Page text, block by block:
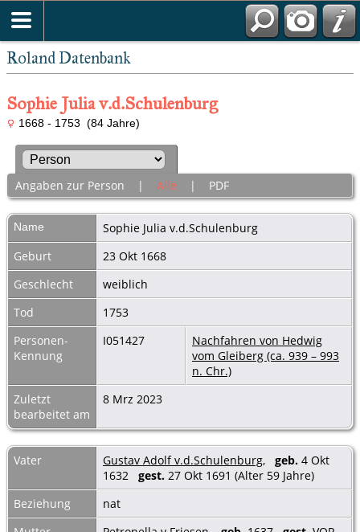
Roland Datenbank
Sophie Julia v.d.Schulenburg
1668 - 1753 (84 Jahre)
Angaben zur Person | Alle | PDF
Name Sophie Julia v.d.Schulenburg
Geburt
23 Okt 1668
Geschlecht
weiblich
Tod
1753
Personen-
Kennung
I051427
Nachfahren von Hedwig
vom Gleiberg (ca. 939 – 993
n. Chr.)
Zuletzt
bearbeitet am
8 Mrz 2023
Vater Gustav Adolf v.d.Schulenburg, geb. 4 Okt
1632 gest. 27 Okt 1691 (Alter 59 Jahre)
Beziehung
nat